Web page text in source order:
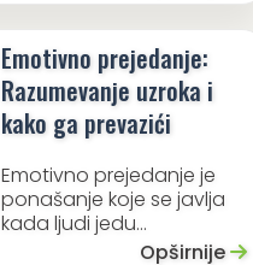
Emotivno prejedanje:
Razumevanje uzroka i
kako ga prevazići
Emotivno prejedanje je
ponašanje koje se javlja
kada ljudi jedu...
Opširnije